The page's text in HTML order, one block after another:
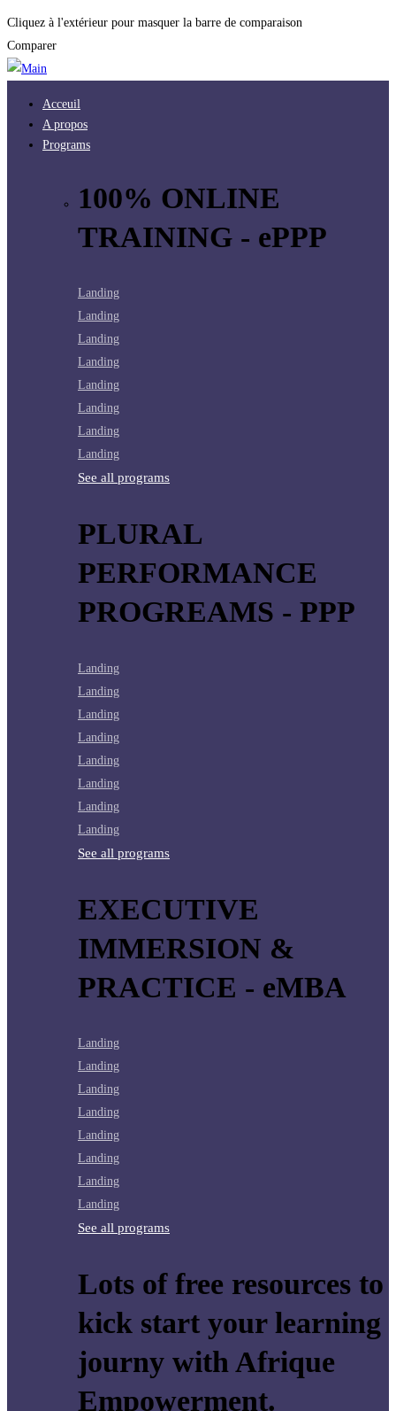
Cliquez à l'extérieur pour masquer la barre de comparaison
Comparer
Acceuil
A propos
Programs
100% ONLINE
TRAINING - ePPP
Landing
Landing
Landing
Landing
Landing
Landing
Landing
Landing
See all programs
PLURAL
PERFORMANCE
PROGREAMS - PPP
Landing
Landing
Landing
Landing
Landing
Landing
Landing
Landing
See all programs
EXECUTIVE
IMMERSION &
PRACTICE - eMBA
Landing
Landing
Landing
Landing
Landing
Landing
Landing
Landing
See all programs
Lots of free resources to
kick start your learning
journy with Afrique
Empowerment.